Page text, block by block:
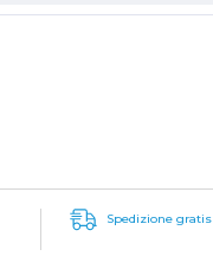
Spedizione gratis